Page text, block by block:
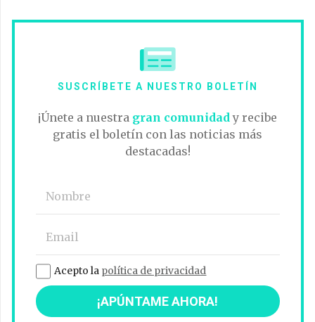
SUSCRÍBETE A NUESTRO BOLETÍN
¡Únete a nuestra gran comunidady recibe
gratis el boletín con las noticias más
destacadas!
Acepto la política de privacidad